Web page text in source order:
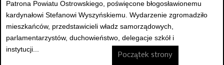
Patrona Powiatu Ostrowskiego, poświęcone błogosławionemu
kardynałowi Stefanowi Wyszyńskiemu. Wydarzenie zgromadziło
mieszkańców, przedstawicieli władz samorządowych,
parlamentarzystów, duchowieństwo, delegacje szkół i
instytucji...
Początek strony